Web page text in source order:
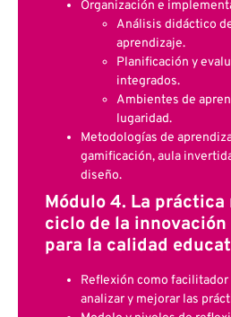
Organización e
Análisis didáctico
aprendizaje.
Planificación y
integrados.
Ambientes de
lugaridad.
Metodologías de
gamificación, aula
diseño.
Módulo 4. La
ciclo de la
para la calidad
Reflexión como facilitador
analizar y mejorar las